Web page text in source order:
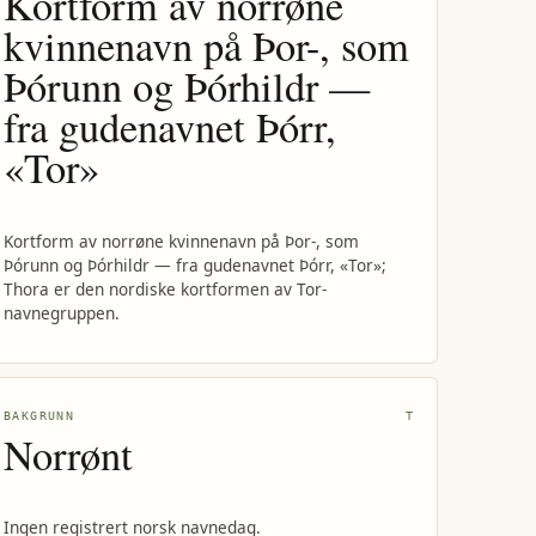
kvinnenavn på Þor-, som
Þórunn og Þórhildr —
fra gudenavnet Þórr,
«Tor»
Kortform av norrøne kvinnenavn på Þor-, som
Þórunn og Þórhildr — fra gudenavnet Þórr, «Tor»;
Thora er den nordiske kortformen av Tor-
navnegruppen.
BAKGRUNN T
Norrønt
Ingen registrert norsk navnedag.